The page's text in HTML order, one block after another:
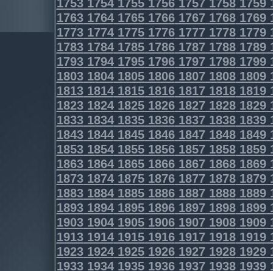
1763176417651766176717681769
1773177417751776177717781779
1783178417851786178717881789
1793179417951796179717981799
1803180418051806180718081809
1813181418151816181718181819
1823182418251826182718281829
1833183418351836183718381839
1843184418451846184718481849
1853185418551856185718581859
1863186418651866186718681869
1873187418751876187718781879
1883188418851886188718881889
1893189418951896189718981899
1903190419051906190719081909
1913191419151916191719181919
1923192419251926192719281929
1933193419351936193719381939